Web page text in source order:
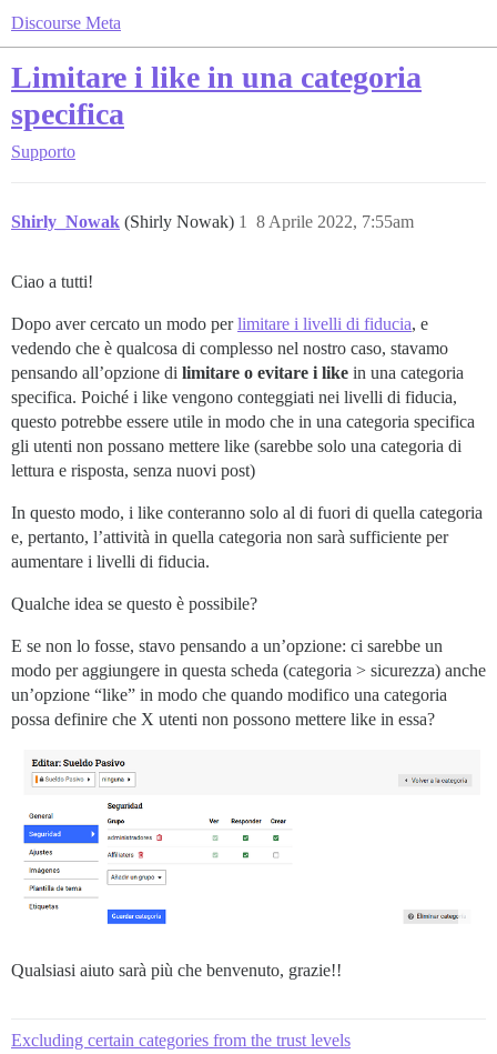
Discourse Meta
Limitare i like in una categoria
specifica
Supporto
Shirly_Nowak (Shirly Nowak) 8 Aprile 2022, 7:55am
1
Ciao a tutti!
Dopo aver cercato un modo perlimitare i livelli di fiducia, e
vedendo che è qualcosa di complesso nel nostro caso, stavamo
pensando all’opzione di limitare o evitare i like in una categoria
specifica. Poiché i like vengono conteggiati nei livelli di fiducia,
questo potrebbe essere utile in modo che in una categoria specifica
gli utenti non possano mettere like (sarebbe solo una categoria di
lettura e risposta, senza nuovi post)
In questo modo, i like conteranno solo al di fuori di quella categoria
e, pertanto, l’attività in quella categoria non sarà sufficiente per
aumentare i livelli di fiducia.
Qualche idea se questo è possibile?
E se non lo fosse, stavo pensando a un’opzione: ci sarebbe un
modo per aggiungere in questa scheda (categoria > sicurezza) anche
un’opzione “like” in modo che quando modifico una categoria
possa definire che X utenti non possono mettere like in essa?
Qualsiasi aiuto sarà più che benvenuto, grazie!!
Excluding certain categories from the trust levels